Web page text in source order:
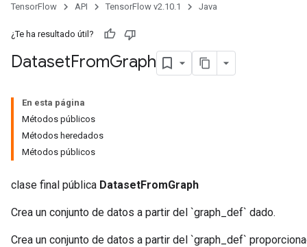
TensorFlow API TensorFlow v2.10.1 Java
¿Te ha resultado útil?
DatasetFromGraph
En esta página
Métodos públicos
Métodos heredados
Métodos públicos
clase final pública DatasetFromGraph
Crea un conjunto de datos a partir del `graph_def` dado.
Crea un conjunto de datos a partir del `graph_def`